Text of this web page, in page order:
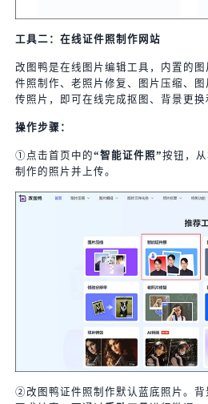
工具二：在线证件照制作网站
改图鸭是在线图片编辑工具，内置的
件照制作、老照片修复、图片压缩、
传照片，即可在线完成抠图、背景更换
操作步骤：
①点击首页中的“智能证件照”按钮，
制作的照片并上传。
②改图鸭证件照制作默认蓝底照片。背